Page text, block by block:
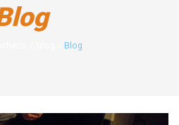
Blog